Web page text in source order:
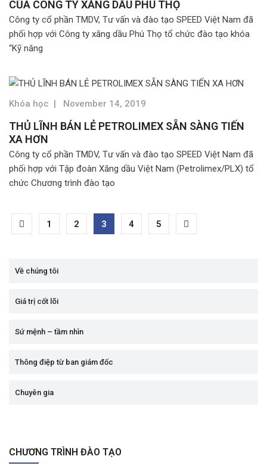
CỦA CÔNG TY XĂNG DẦU PHÚ THỌ
Công ty cổ phần TMDV, Tư vấn và đào tạo SPEED Việt Nam đã
phối hợp với Công ty xăng dầu Phú Thọ tổ chức đào tạo khóa
“Kỹ năng
Khóa học November 14, 2019
THỦ LĨNH BÁN LẺ PETROLIMEX SẴN SÀNG TIẾN
XA HƠN
Công ty cổ phần TMDV, Tư vấn và đào tạo SPEED Việt Nam đã
phối hợp với Tập đoàn Xăng dầu Việt Nam (Petrolimex/PLX) tổ
chức Chương trình đào tạo
1 2 3 4 5
Về chúng tôi
Giá trị cốt lõi
Sứ mệnh – tầm nhìn
Thông điệp từ ban giám đốc
Chuyên gia
CHƯƠNG TRÌNH ĐÀO TẠO